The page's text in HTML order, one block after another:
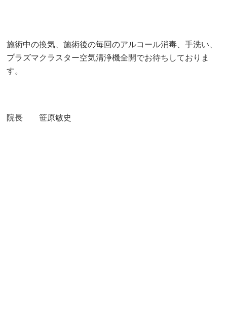
施術中の換気、施術後の毎回のアルコール消毒、手洗い、
プラズマクラスター空気清浄機全開でお待ちしておりま
す。
院長 笹原敏史